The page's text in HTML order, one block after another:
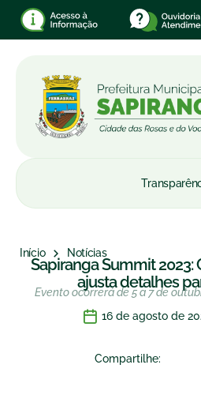
Início Notícias
Sapiranga Summit 2023:
ajusta detalhes
Evento ocorrerá de 5 a 7 de
16 de agosto de
Compartilhe: